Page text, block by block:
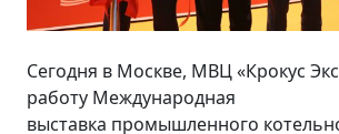
Сегодня в Москве, МВЦ «Крокус
работу Международная
выставка промышленного